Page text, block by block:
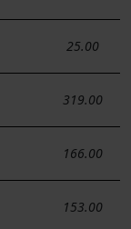
25.00
319.00
166.00
153.00